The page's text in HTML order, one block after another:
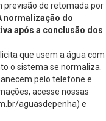
previsão de retomada por
normalização do
após a conclusão dos
que usem a água com
o sistema se normaliza.
pelo telefone e
acesse nossas
aguasdepenha) e